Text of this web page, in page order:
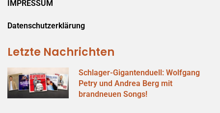
IMPRESSUM
Datenschutzerklärung
Letzte Nachrichten
Schlager-Gigantenduell: Wolfgang
Petry und Andrea Berg mit
brandneuen Songs!